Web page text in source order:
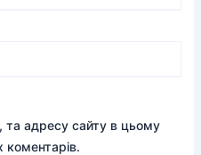
та адресу сайту в цьому
коментарів.